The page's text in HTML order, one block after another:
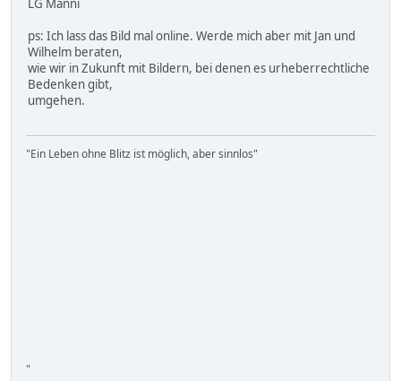
LG Manni
ps: Ich lass das Bild mal online. Werde mich aber mit Jan und
Wilhelm beraten,
wie wir in Zukunft mit Bildern, bei denen es urheberrechtliche
Bedenken gibt,
umgehen.
"Ein Leben ohne Blitz ist möglich, aber sinnlos"
"